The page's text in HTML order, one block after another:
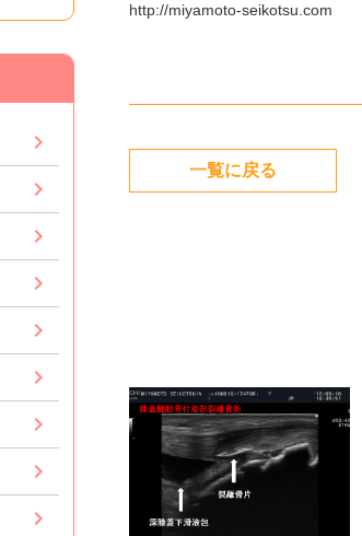
http://miyamoto-seikotsu.com
一覧に戻る